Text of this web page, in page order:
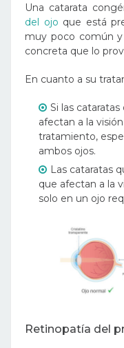
Una catarata
del ojo que está
muy poco común
concreta que lo
En cuanto a su
Si las
afectan a la
tratamiento,
ambos ojos.
Las cataratas
que afectan a la
solo en un ojo
Retinopatía del